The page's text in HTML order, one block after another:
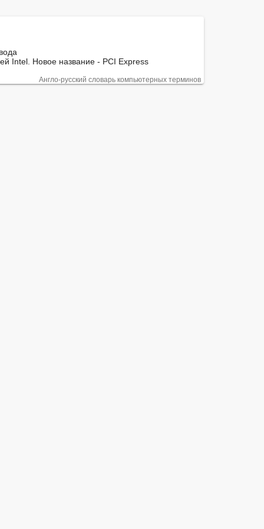
Intel. Новое название - PCI Express
Англо-русский словарь компьютерных терминов